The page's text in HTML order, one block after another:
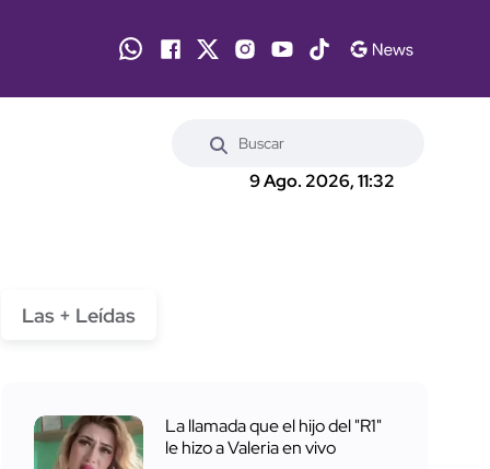
9 Ago. 2026, 11:32
Las + Leídas
La llamada que el hijo del "R1"
le hizo a Valeria en vivo